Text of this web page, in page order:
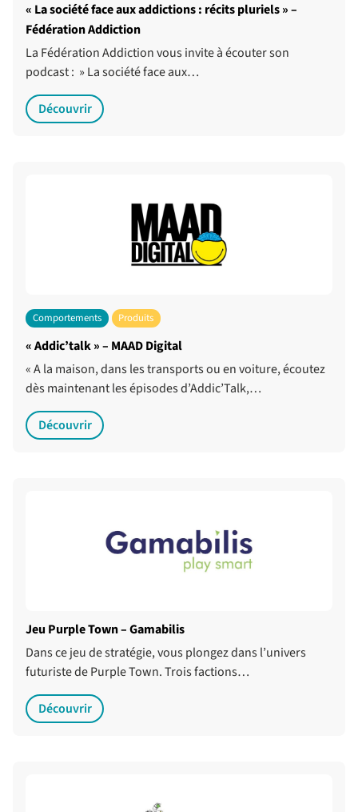
« La société face aux addictions : récits pluriels » –
Fédération Addiction
La Fédération Addiction vous invite à écouter son
podcast : » La société face aux…
Découvrir
Comportements Produits
« Addic’talk » – MAAD Digital
« A la maison, dans les transports ou en voiture, écoutez
dès maintenant les épisodes d’Addic’Talk,…
Découvrir
Jeu Purple Town – Gamabilis
Dans ce jeu de stratégie, vous plongez dans l’univers
futuriste de Purple Town. Trois factions…
Découvrir